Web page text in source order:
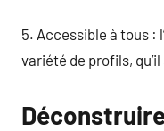
5. Accessible à tous :
variété de profils, qu’il